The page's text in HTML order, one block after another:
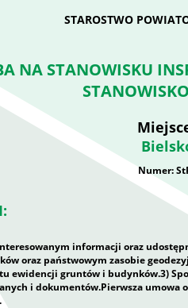
STAROSTWO
NA STANOWISKU
Numer:
informacji oraz
oraz państwowym zasobie
ewidencji gruntów i budynków.3)
i dokumentów.Pierwsza umowa